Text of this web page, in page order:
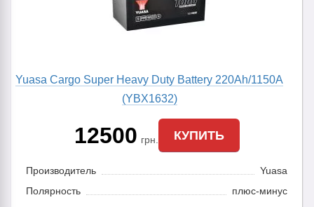
Yuasa Cargo Super Heavy Duty Battery 220Ah/1150A
(YBX1632)
12500 грн. КУПИТЬ
Производитель
Yuasa
Полярность
плюс-минус